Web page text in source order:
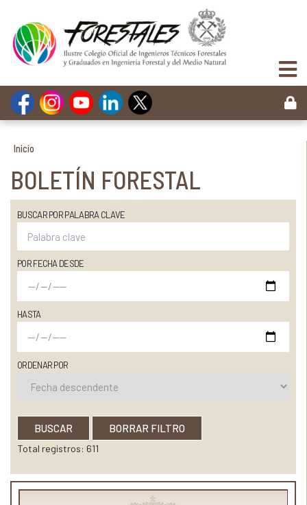
Inicio
BOLETÍN FORESTAL
BUSCAR POR PALABRA CLAVE
POR FECHA DESDE
HASTA
ORDENAR POR
BUSCAR BORRAR FILTRO
Total registros: 611